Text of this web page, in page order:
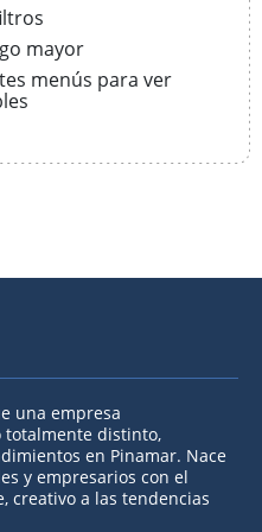
mayor
menús para ver
una empresa
totalmente distinto,
en Pinamar. Nace
y empresarios con el
creativo a las tendencias